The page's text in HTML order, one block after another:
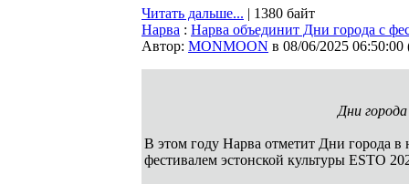
Читать дальше... | 1380 байт
Нарва : Нарва объединит Дни города с
Автор: MONMOON в 08/06/2025 06:50:00
Дни
В этом году Нарва отметит Дни города
фестивалем эстонской культуры ESTO